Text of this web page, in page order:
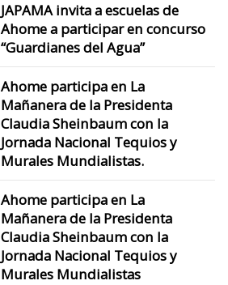
JAPAMA invita a escuelas de
Ahome a participar en concurso
“Guardianes del Agua”
Ahome participa en La
Mañanera de la Presidenta
Claudia Sheinbaum con la
Jornada Nacional Tequios y
Murales Mundialistas.
Ahome participa en La
Mañanera de la Presidenta
Claudia Sheinbaum con la
Jornada Nacional Tequios y
Murales Mundialistas